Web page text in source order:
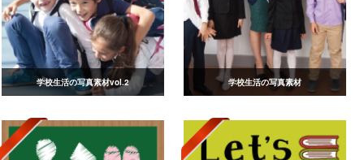
学校生活の写真素材vol.2 学校生活の写真素材